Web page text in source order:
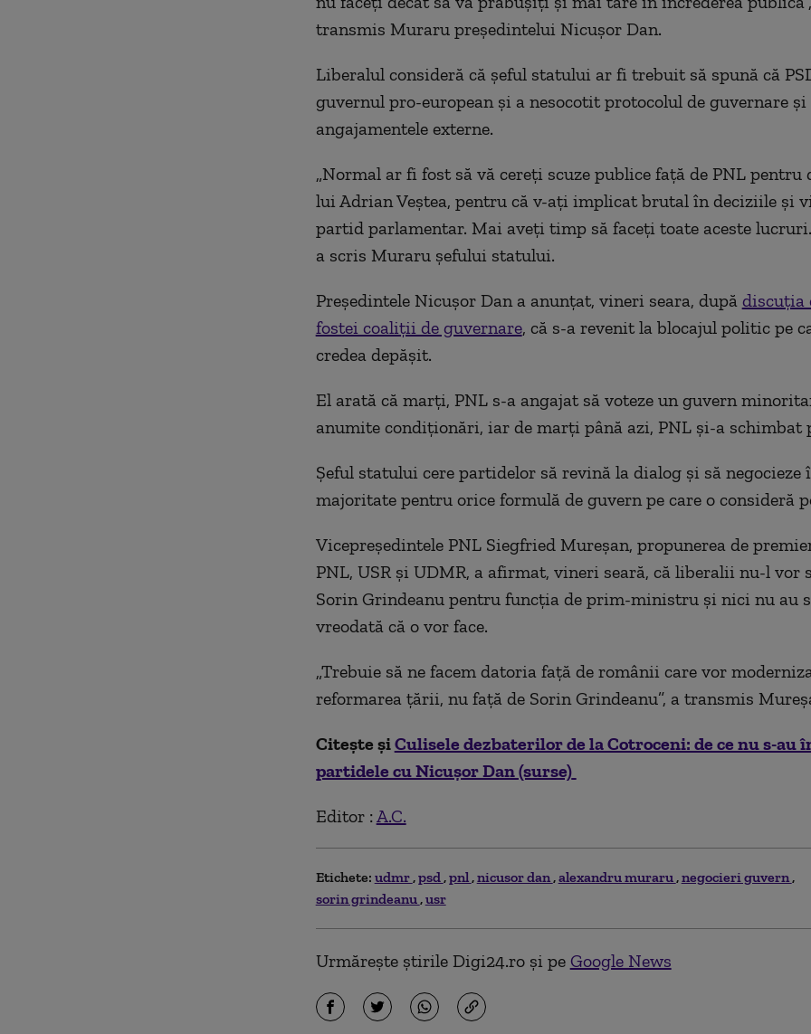
transmis Muraru preşedintelui Nicuşor Dan.
Liberalul consideră că şeful statului ar fi trebuit să spună că
guvernul pro-european şi a nesocotit protocolul de guvernare şi
angajamentele externe.
„Normal ar fi fost să vă cereţi scuze publice faţă de PNL pentru
lui Adrian Veştea, pentru că v-aţi implicat brutal în deciziile şi
partid parlamentar. Mai aveţi timp să faceţi toate aceste lucruri.
a scris Muraru şefului statului.
Preşedintele Nicuşor Dan a anunţat, vineri seara, după discuţia
fostei coaliţii de guvernare, că s-a revenit la blocajul politic pe
credea depăşit.
El arată că marţi, PNL s-a angajat să voteze un guvern
anumite condiţionări, iar de marţi până azi, PNL şi-a schimbat
Şeful statului cere partidelor să revină la dialog şi să negocieze
majoritate pentru orice formulă de guvern pe care o consideră
Vicepreşedintele PNL Siegfried Mureşan, propunerea de
PNL, USR şi UDMR, a afirmat, vineri seară, că liberalii nu-l vor
Sorin Grindeanu pentru funcţia de prim-ministru şi nici nu au
vreodată că o vor face.
„Trebuie să ne facem datoria faţă de românii care vor
reformarea ţării, nu faţă de Sorin Grindeanu”, a transmis
Citește șiCulisele dezbaterilor de la Cotroceni: de ce nu s-au
partidele cu Nicușor Dan (surse)
Editor : A.C.
Etichete: udmr psd pnl nicusor dan alexandru muraru negocieri guvern
sorin grindeanu usr
Urmărește știrile Digi24.ro și pe Google News